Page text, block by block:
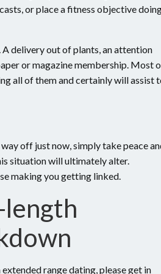
or place a fitness objective
delivery out of plants, an attention
or magazine membership. Most
all of them and certainly will assist
off just now, simply take peace
situation will ultimately alter.
making you getting linked.
length
range dating, please get in